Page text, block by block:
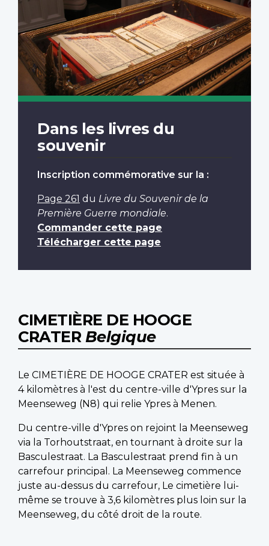
Dans les livres du
souvenir
Inscription commémorative sur la :
Page 261 du Livre du Souvenir de la
Première Guerre mondiale.
Commander cette page
Télécharger cette page
CIMETIÈRE DE HOOGE
CRATER Belgique
Le CIMETIÈRE DE HOOGE CRATER est située à
4 kilomètres à l'est du centre-ville d'Ypres sur la
Meenseweg (N8) qui relie Ypres à Menen.
Du centre-ville d'Ypres on rejoint la Meenseweg
via la Torhoutstraat, en tournant à droite sur la
Basculestraat. La Basculestraat prend fin à un
carrefour principal. La Meenseweg commence
juste au-dessus du carrefour, Le cimetière lui-
même se trouve à 3,6 kilomètres plus loin sur la
Meenseweg, du côté droit de la route.